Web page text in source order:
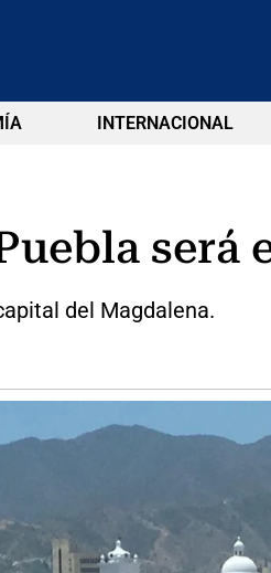
INTERNACIONAL
será
del Magdalena.